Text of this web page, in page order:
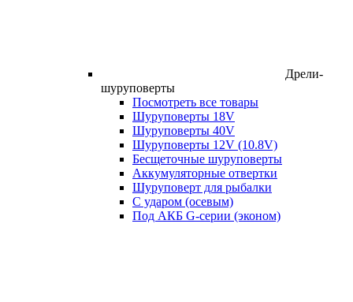
Дрели-
шуруповерты
Посмотреть все товары
Шуруповерты 18V
Шуруповерты 40V
Шуруповерты 12V (10.8V)
Бесщеточные шуруповерты
Аккумуляторные отвертки
Шуруповерт для рыбалки
С ударом (осевым)
Под АКБ G-серии (эконом)